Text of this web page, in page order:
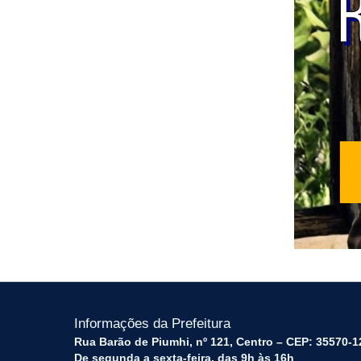
Informações da Prefeitura
Rua Barão de Piumhi, nº 121, Centro – CEP: 35570-
De segunda a sexta-feira, das 9h às 16h